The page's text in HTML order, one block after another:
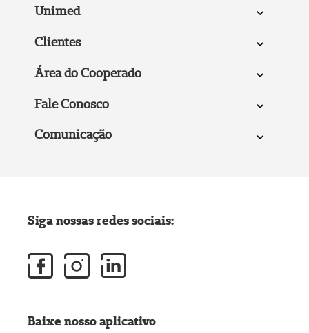
Unimed
Clientes
Área do Cooperado
Fale Conosco
Comunicação
Siga nossas redes sociais:
Baixe nosso aplicativo